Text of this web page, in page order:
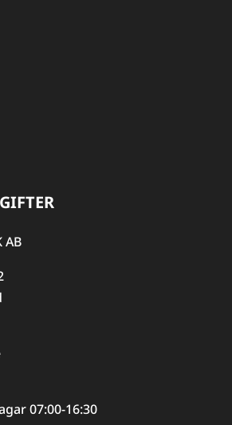
AB
07:00-16:30